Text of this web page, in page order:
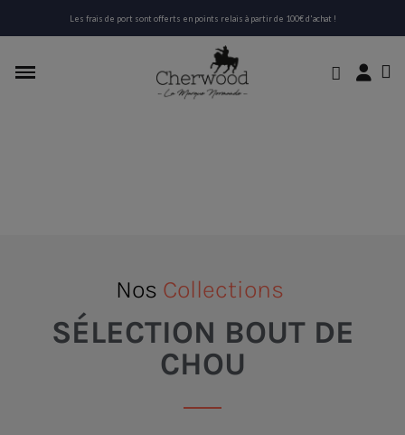
Les frais de port sont offerts en points relais à partir de 100€ d'achat !
Nos Collections
SÉLECTION BOUT DE
CHOU